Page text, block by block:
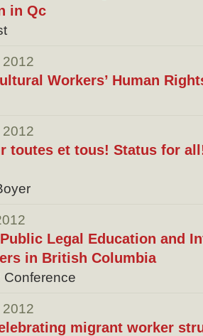
in Qc
Workers’ Human
toutes et tous! Status for
Legal Education and
in British Columbia
Conference
migrant worker